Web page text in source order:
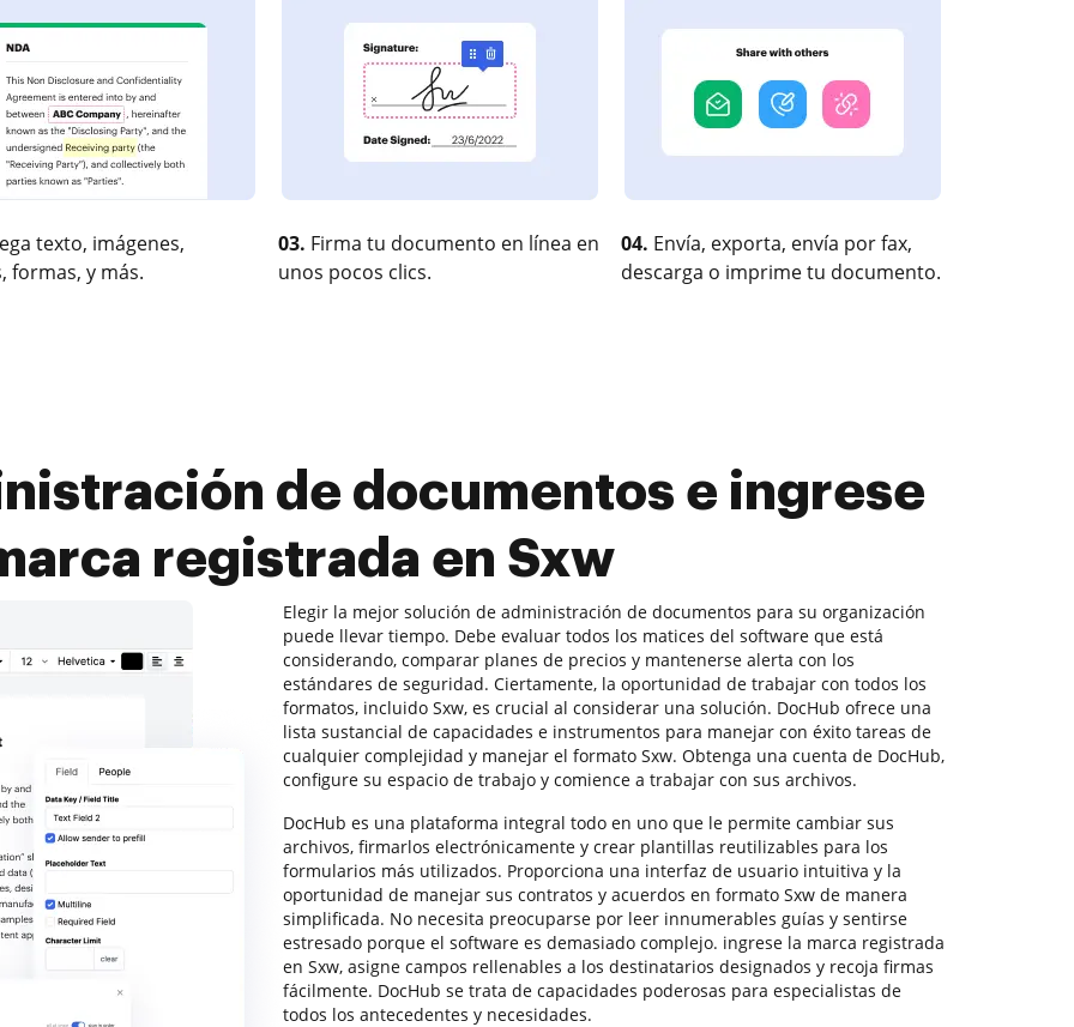
texto, imágenes,
formas, y más.
03. Firma tu documento en línea en
unos pocos clics.
04. Envía, exporta, envía por fax,
descarga o imprime tu documento.
de documentos e ingrese
registrada en Sxw
Elegir la mejor solución de administración de documentos para su organización
puede llevar tiempo. Debe evaluar todos los matices del software que está
considerando, comparar planes de precios y mantenerse alerta con los
estándares de seguridad. Ciertamente, la oportunidad de trabajar con todos los
formatos, incluido Sxw, es crucial al considerar una solución. DocHub ofrece una
lista sustancial de capacidades e instrumentos para manejar con éxito tareas de
cualquier complejidad y manejar el formato Sxw. Obtenga una cuenta de DocHub,
configure su espacio de trabajo y comience a trabajar con sus archivos.
DocHub es una plataforma integral todo en uno que le permite cambiar sus
archivos, firmarlos electrónicamente y crear plantillas reutilizables para los
formularios más utilizados. Proporciona una interfaz de usuario intuitiva y la
oportunidad de manejar sus contratos y acuerdos en formato Sxw de manera
simplificada. No necesita preocuparse por leer innumerables guías y sentirse
estresado porque el software es demasiado complejo. ingrese la marca registrada
en Sxw, asigne campos rellenables a los destinatarios designados y recoja firmas
fácilmente. DocHub se trata de capacidades poderosas para especialistas de
todos los antecedentes y necesidades.